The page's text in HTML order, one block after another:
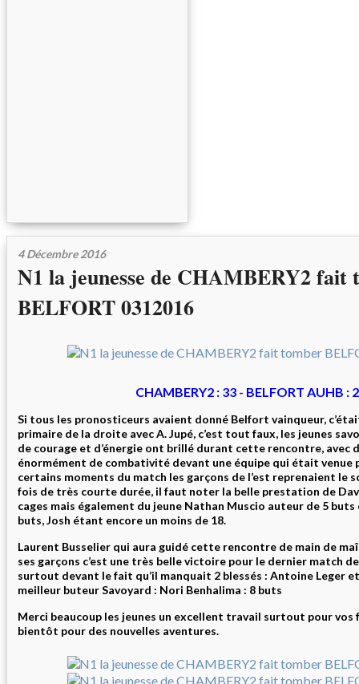
4 Décembre 2016
N1 la jeunesse de CHAMBERY2 fait
BELFORT 0312016
CHAMBERY2 : 33 - BELFORT AUHB :
Si tous les pronosticeurs avaient donné Belfort vainqueur,
primaire de la droite avec A. Jupé, c’est tout faux, les jeunes
de courage et d’énergie ont brillé durant cette rencontre, avec
énormément de combativité devant une équipe qui était venue
certains moments du match les garçons de l’est reprenaient le
fois de très courte durée, il faut noter la belle prestation de
cages mais également du jeune Nathan Muscio auteur de 5 buts
buts, Josh étant encore un moins de 18.
Laurent Busselier qui aura guidé cette rencontre de main de
ses garçons c’est une très belle victoire pour le dernier match
surtout devant le fait qu’il manquait 2 blessés : Antoine Leger
meilleur buteur Savoyard : Nori Benhalima : 8 buts
Merci beaucoup les jeunes un excellent travail surtout pour vos
bientôt pour des nouvelles aventures.